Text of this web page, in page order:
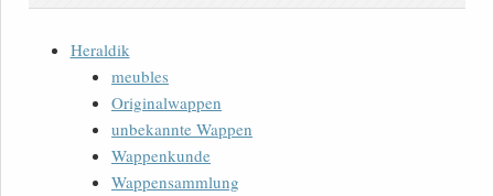
Heraldik
meubles
Originalwappen
unbekannte Wappen
Wappenkunde
Wappensammlung